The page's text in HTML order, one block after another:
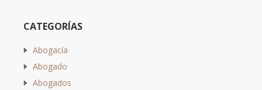
CATEGORÍAS
Abogacía
Abogado
Abogados